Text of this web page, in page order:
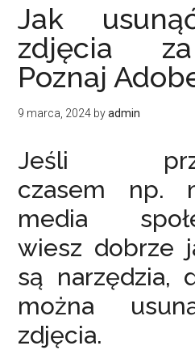
Jak
zdjęcia
Poznaj
9 marca, 2024 byadmin
Jeśli
czasem np.
media
wiesz dobrze
są narzędzia,
można
zdjęcia.